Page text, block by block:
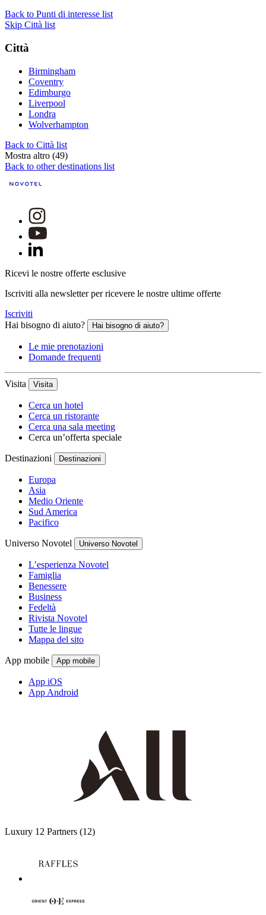
Back to Punti di interesse list
Skip Città list
Città
Birmingham
Coventry
Edimburgo
Liverpool
Londra
Wolverhampton
Back to Città list
Mostra altro (49)
Back to other destinations list
Ricevi le nostre offerte esclusive
Iscriviti alla newsletter per ricevere le nostre ultime offerte
Iscriviti
Hai bisogno di aiuto?
Hai bisogno di aiuto?
Le mie prenotazioni
Domande frequenti
Visita Visita
Cerca un hotel
Cerca un ristorante
Cerca una sala meeting
Cerca un’offerta speciale
Destinazioni Destinazioni
Europa
Asia
Medio Oriente
Sud America
Pacifico
Universo Novotel Universo Novotel
L’esperienza Novotel
Famiglia
Benessere
Business
Fedeltà
Rivista Novotel
Tutte le lingue
Mappa del sito
App mobile App mobile
App iOS
App Android
Luxury 12 Partners (12)